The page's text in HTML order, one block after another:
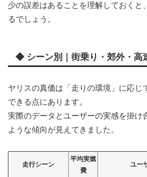
少の誤差はあることを理解しておくと
るでしょう。
◆ シーン別｜街乗り・郊外・高
ヤリスの真価は「走りの環境」に応じ
できる点にあります。
実際のデータとユーザーの実感を掛け
ような傾向が見えてきました。
走行シーン
平均実燃
費
ユー